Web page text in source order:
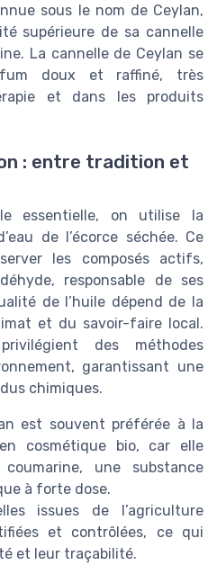
sous le nom de Ceylan,
supérieure de sa cannelle
La cannelle de Ceylan se
doux et raffiné, très
et dans les produits
: entre tradition et
essentielle, on utilise la
de l’écorce séchée. Ce
les composés actifs,
responsable de ses
de l’huile dépend de la
et du savoir-faire local.
des méthodes
garantissant une
chimiques.
est souvent préférée à la
cosmétique bio, car elle
une substance
à forte dose.
issues de l’agriculture
et contrôlées, ce qui
et leur traçabilité.